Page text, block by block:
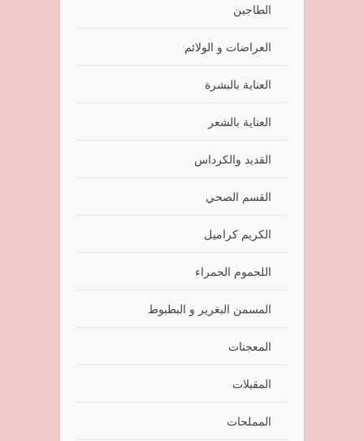
الطاجين
العراضات و الولائم
العناية بالبشرة
العناية بالشعر
القديد والكرداس
القسم الصحي
الكريم كراميل
اللحموم الحمراء
المسمن البغرير و البطبوط
المعجنات
المقبلات
المملحات